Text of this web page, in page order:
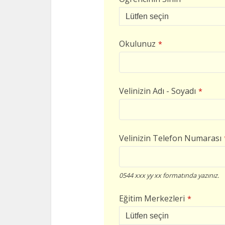
Okulunuz *
Velinizin Adı - Soyadı *
Velinizin Telefon Numarası
0544 xxx yy xx formatında yazınız.
Eğitim Merkezleri *